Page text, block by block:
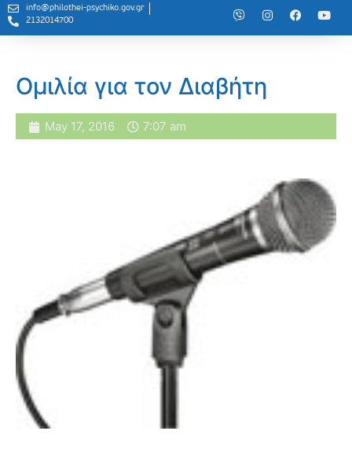
info@philothei-psychiko.gov.gr
2132014700
Ομιλία για τον Διαβήτη
May 17, 2016 7:07 am